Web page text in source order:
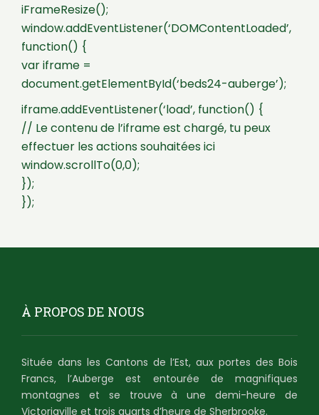
iFrameResize();
window.addEventListener(‘DOMContentLoaded’,
function() {
var iframe =
document.getElementById(‘beds24-auberge’);
iframe.addEventListener(‘load’, function() {
// Le contenu de l’iframe est chargé, tu peux
effectuer les actions souhaitées ici
window.scrollTo(0,0);
});
});
À PROPOS DE NOUS
Située dans les Cantons de l’Est, aux portes des Bois
Francs, l’Auberge est entourée de magnifiques
montagnes et se trouve à une demi-heure de
Victoriaville et trois quarts d’heure de Sherbrooke.